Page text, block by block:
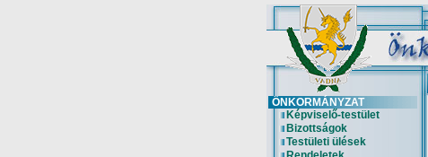
ÖNKORMÁNYZAT
Képviselő-testület
Bizottságok
Testületi ülések